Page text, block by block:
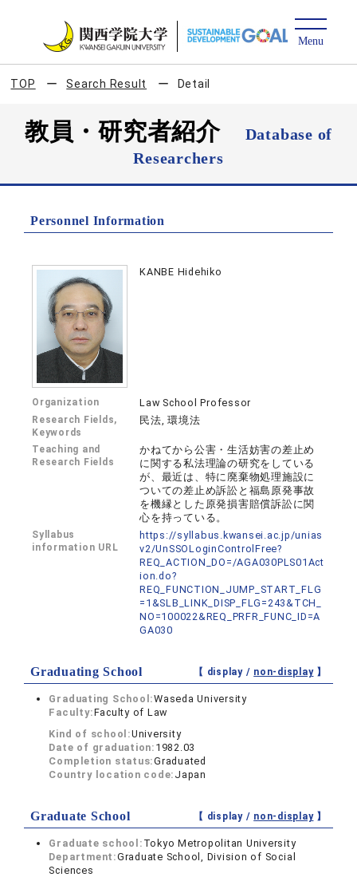
TOP Search Result Detail
教員・研究者紹介
Database of
Researchers
Personnel Information
KANBE Hidehiko
Organization Law School Professor
Research Fields,
Keywords
民法, 環境法
Teaching and
Research Fields
かねてから公害・生活妨害の差止め
に関する私法理論の研究をしている
が、最近は、特に廃棄物処理施設に
ついての差止め訴訟と福島原発事故
を機縁とした原発損害賠償訴訟に関
心を持っている。
Syllabus
information URL
https://syllabus.kwansei.ac.jp/unias
v2/UnSSOLoginControlFree?
REQ_ACTION_DO=/AGA030PLS01Act
ion.do?
REQ_FUNCTION_JUMP_START_FLG
=1&SLB_LINK_DISP_FLG=243&TCH_
NO=100022&REQ_PRFR_FUNC_ID=A
GA030
Graduating School 【 display / non-display】
Graduating School:Waseda University
Faculty:Faculty of Law
Kind of school:University
Date of graduation: 1982.03
Completion status:Graduated
Country location code: Japan
Graduate School 【 display / non-display】
Graduate school: Tokyo Metropolitan University
Department:Graduate School, Division of Social
Sciences